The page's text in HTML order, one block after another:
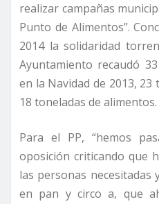
realizar campañas
Punto de Alimentos”.
2014 la solidaridad
Ayuntamiento recaudó
en la Navidad de 2013, 23
18 toneladas de alimentos.
Para el PP, “hemos
oposición criticando que
las personas necesitadas
en pan y circo a, que